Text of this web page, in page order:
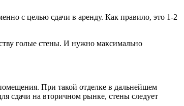
с целью сдачи в аренду. Как правило, это 1-2
голые стены. И нужно максимально
При такой отделке в дальнейшем
сдачи на вторичном рынке, стены следует